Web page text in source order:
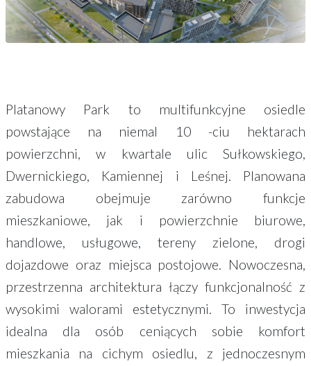
Platanowy Park to multifunkcyjne osiedle
powstające na niemal 10 -ciu hektarach
powierzchni, w kwartale ulic Sułkowskiego,
Dwernickiego, Kamiennej i Leśnej. Planowana
zabudowa obejmuje zarówno funkcje
mieszkaniowe, jak i powierzchnie biurowe,
handlowe, usługowe, tereny zielone, drogi
dojazdowe oraz miejsca postojowe. Nowoczesna,
przestrzenna architektura łączy funkcjonalność z
wysokimi walorami estetycznymi. To inwestycja
idealna dla osób ceniących sobie komfort
mieszkania na cichym osiedlu, z jednoczesnym